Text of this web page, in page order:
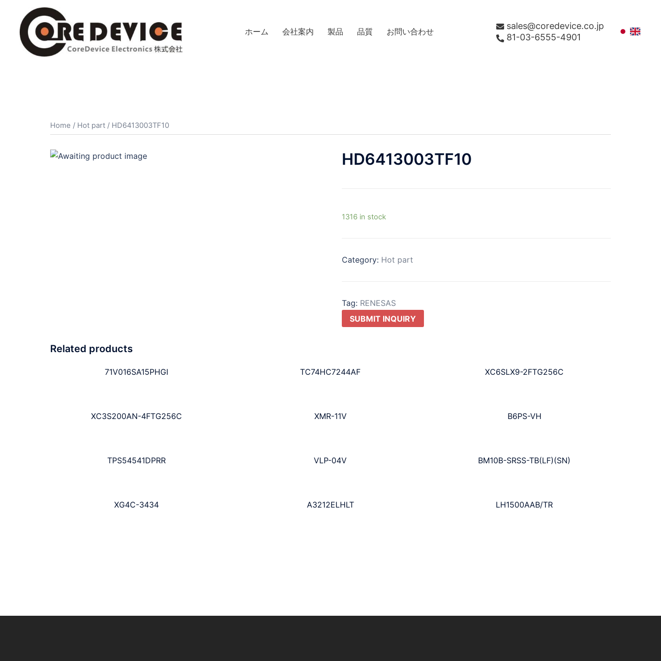
ホーム 会社案内 製品 品質 お問い合わせ
sales@coredevice.co.jp
81-03-6555-4901
Home / Hot part / HD6413003TF10
HD6413003TF10
1316 in stock
Category: Hot part
Tag: RENESAS
SUBMIT INQUIRY
Related products
71V016SA15PHGI TC74HC7244AF XC6SLX9-2FTG256C
XC3S200AN-4FTG256C XMR-11V B6PS-VH
TPS54541DPRR VLP-04V BM10B-SRSS-TB(LF)(SN)
XG4C-3434 A3212ELHLT LH1500AAB/TR